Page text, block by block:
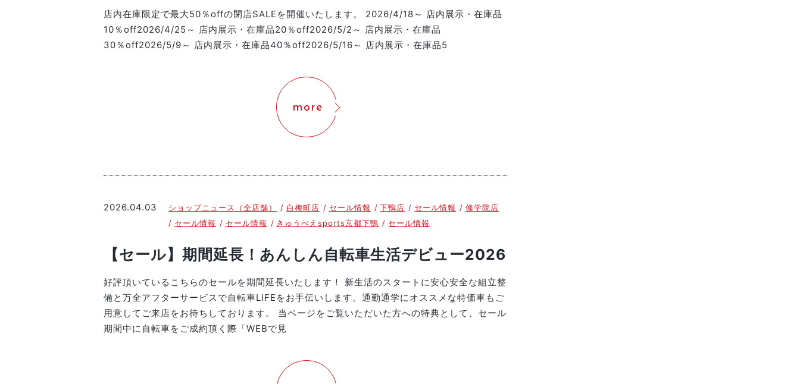
店内在庫限定で最大50％offの閉店SALEを開催いたします。 2026/4/18～ 店内展示・在庫品
10％off2026/4/25～ 店内展示・在庫品20％off2026/5/2～ 店内展示・在庫品
30％off2026/5/9～ 店内展示・在庫品40％off2026/5/16～ 店内展示・在庫品5
more
2026.04.03 ショップニュース（全店舗） 白梅町店 セール情報 下鴨店 セール情報
修学院店
セール情報
セール情報 きゅうべえsports京都下鴨 セール情報
【セール】期間延長！あんしん自転車生活デビュー2026
好評頂いているこちらのセールを期間延長いたします！ 新生活のスタートに安心安全な組立整
備と万全アフターサービスで自転車LIFEをお手伝いします。通勤通学にオススメな特価車もご
用意してご来店をお待ちしております。 当ページをご覧いただいた方への特典として、セール
期間中に自転車をご成約頂く際「WEBで見